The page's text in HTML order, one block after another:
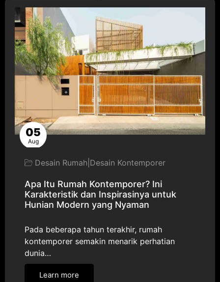
05
Aug
Desain Rumah Desain Kontemporer
Apa Itu Rumah Kontemporer? Ini
Karakteristik dan Inspirasinya untuk
Hunian Modern yang Nyaman
Pada beberapa tahun terakhir, rumah
kontemporer semakin menarik perhatian
dunia…
Learn more